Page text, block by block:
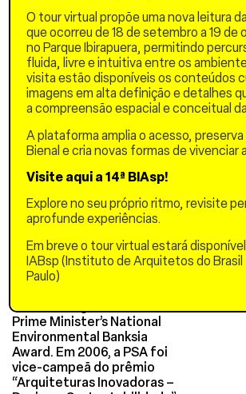
Desde 1995, o escritório
conquistou 75 prêmios do
Royal Australian Institute
of Architects, incluindo 17
Prêmios Nacionais. Em
2003, a PSA tornou-se a
os dois principais prêmios
de arquitetura do país,
repetindo esse feito em
2005. Em 1999, venceram o
National Metal Industries
Award of Excellence e, em
2000 e 2008, o Australian
Timber Award. Em 2001, o
trabalho da PSA foi o
principal contribuidor para
Newcastle ganhasse o
Prime Minister’s National
Environmental Banksia
Award. Em 2006, a PSA foi
vice-campeã do prêmio
“Arquiteturas Inovadoras –
O tour virtual propõe uma nova leitura
que ocorreu de 18 de setembro a 19 de
no Parque Ibirapuera, permitindo
fluida, livre e intuitiva entre os
visita estão disponíveis os conteúdos
imagens em alta definição e detalhes
a compreensão espacial e conceitual
A plataforma amplia o acesso, preserva
Bienal e cria novas formas de vivenciar
Visite aqui a 14ª BIAsp!
Explore no seu próprio ritmo, revisite
aprofunde experiências.
Em breve o tour virtual estará
IABsp (Instituto de Arquitetos do Brasil
Paulo)